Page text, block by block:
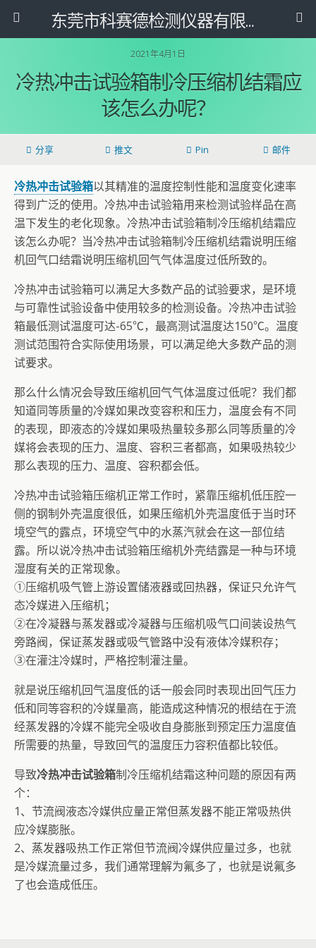
东莞市科赛德检测仪器有限公司
2021年4月1日
冷热冲击试验箱制冷压缩机结霜应
该怎么办呢？
分享 推文 Pin 邮件
冷热冲击试验箱以其精准的温度控制性能和温度变化速率
得到广泛的使用。冷热冲击试验箱用来检测试验样品在高
温下发生的老化现象。冷热冲击试验箱制冷压缩机结霜应
该怎么办呢？当冷热冲击试验箱制冷压缩机结霜说明压缩
机回气口结霜说明压缩机回气气体温度过低所致的。
冷热冲击试验箱可以满足大多数产品的试验要求，是环境
与可靠性试验设备中使用较多的检测设备。冷热冲击试验
箱最低测试温度可达-65℃，最高测试温度达150℃。温度
测试范围符合实际使用场景，可以满足绝大多数产品的测
试要求。
那么什么情况会导致压缩机回气气体温度过低呢？我们都
知道同等质量的冷媒如果改变容积和压力，温度会有不同
的表现，即液态的冷媒如果吸热量较多那么同等质量的冷
媒将会表现的压力、温度、容积三者都高，如果吸热较少
那么表现的压力、温度、容积都会低。
冷热冲击试验箱压缩机正常工作时，紧靠压缩机低压腔一
侧的钢制外壳温度很低，如果压缩机外壳温度低于当时环
境空气的露点，环境空气中的水蒸汽就会在这一部位结
露。所以说冷热冲击试验箱压缩机外壳结露是一种与环境
湿度有关的正常现象。
①压缩机吸气管上游设置储液器或回热器，保证只允许气
态冷媒进入压缩机；
②在冷凝器与蒸发器或冷凝器与压缩机吸气口间装设热气
旁路阀，保证蒸发器或吸气管路中没有液体冷媒积存；
③在灌注冷媒时，严格控制灌注量。
就是说压缩机回气温度低的话一般会同时表现出回气压力
低和同等容积的冷媒量高，能造成这种情况的根结在于流
经蒸发器的冷媒不能完全吸收自身膨胀到预定压力温度值
所需要的热量，导致回气的温度压力容积值都比较低。
导致冷热冲击试验箱制冷压缩机结霜这种问题的原因有两
个：
1、节流阀液态冷媒供应量正常但蒸发器不能正常吸热供
应冷媒膨胀。
2、蒸发器吸热工作正常但节流阀冷媒供应量过多，也就
是冷媒流量过多，我们通常理解为氟多了，也就是说氟多
了也会造成低压。